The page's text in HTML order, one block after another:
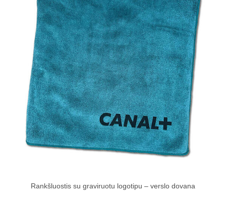
Rankšluostis su graviruotu logotipu – verslo dovana